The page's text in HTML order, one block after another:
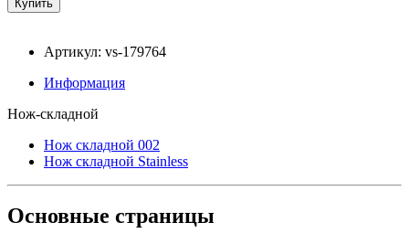
Артикул: vs-179764
Информация
Нож-складной
Нож складной 002
Нож складной Stainless
Основные страницы